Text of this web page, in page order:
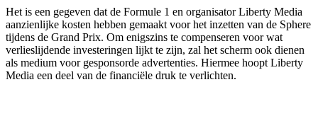
Het is een gegeven dat de Formule 1 en organisator Liberty Media
aanzienlijke kosten hebben gemaakt voor het inzetten van de Sphere
tijdens de Grand Prix. Om enigszins te compenseren voor wat
verlieslijdende investeringen lijkt te zijn, zal het scherm ook dienen
als medium voor gesponsorde advertenties. Hiermee hoopt Liberty
Media een deel van de financiële druk te verlichten.